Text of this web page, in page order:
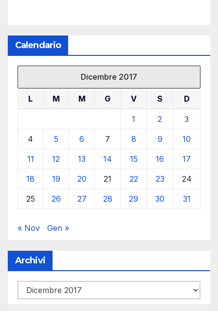
Calendario
Dicembre 2017
L M M G V S D
1 2 3
4 5 6 7 8 9 10
11 12 13 14 15 16 17
18 19 20 21 22 23 24
25 26 27 28 29 30 31
« Nov Gen »
Archivi
Archivi